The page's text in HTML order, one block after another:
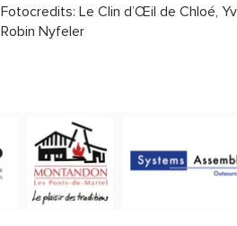
Fotocredits: Le Clin d’Œil de Chloé,
Robin Nyfeler